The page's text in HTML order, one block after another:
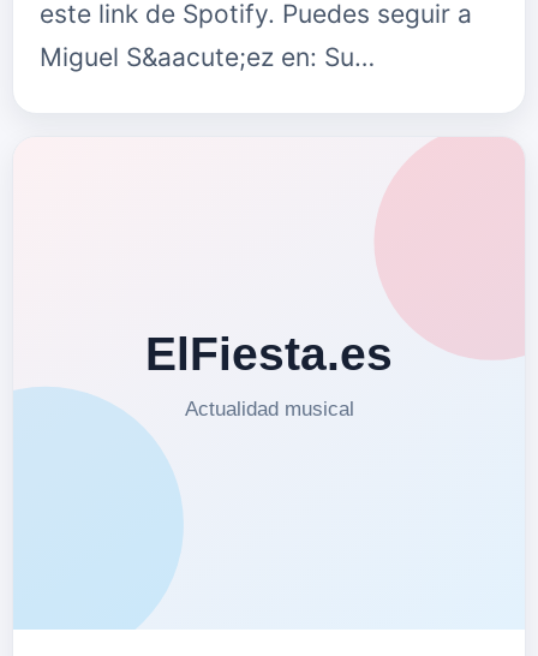
este link de Spotify. Puedes seguir a
Miguel S&aacute;ez en: Su…